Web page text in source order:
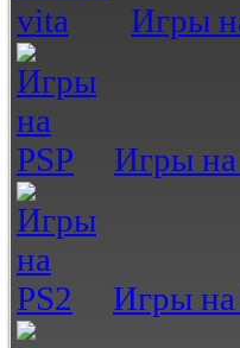
Игры
Игры на
Игры на